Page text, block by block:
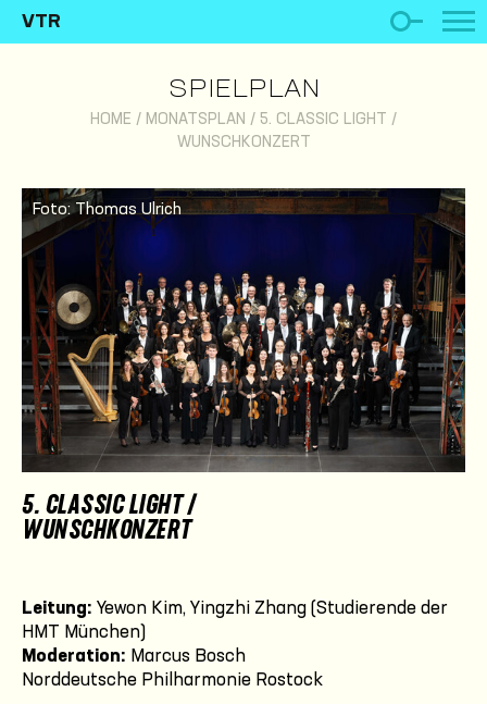
VTR
SPIELPLAN
HOME / MONATSPLAN / 5. CLASSIC LIGHT /
WUNSCHKONZERT
Foto: Thomas Ulrich
5. CLASSIC LIGHT /
WUNSCHKONZERT
Leitung: Yewon Kim, Yingzhi Zhang (Studierende der
HMT München)
Moderation: Marcus Bosch
Norddeutsche Philharmonie Rostock